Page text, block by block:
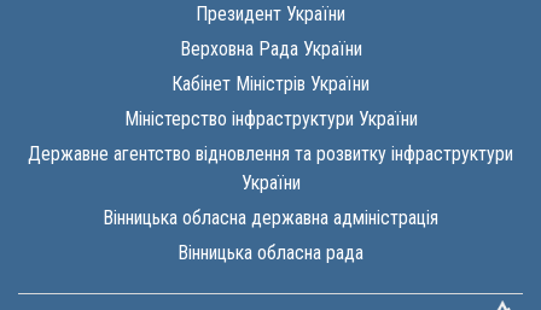
Президент України
Верховна Рада України
Кабінет Міністрів України
Міністерство інфраструктури України
Державне агентство відновлення та розвитку інфраструктури
України
Вінницька обласна державна адміністрація
Вінницька обласна рада